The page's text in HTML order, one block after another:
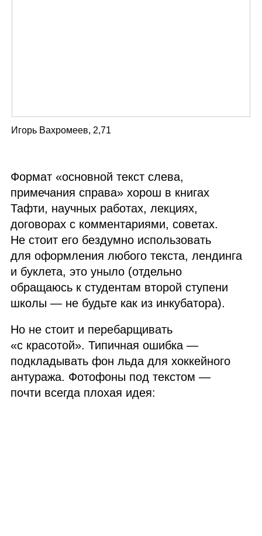
Игорь Вахромеев, 2,71
Формат «основной текст слева,
примечания справа» хорош в книгах
Тафти, научных работах, лекциях,
договорах с комментариями, советах.
Не стоит его бездумно использовать
для оформления любого текста, лендинга
и буклета, это уныло (отдельно
обращаюсь к студентам второй ступени
школы — не будьте как из инкубатора).
Но не стоит и перебарщивать
«с красотой». Типичная ошибка —
подкладывать фон льда для хоккейного
антуража. Фотофоны под текстом —
почти всегда плохая идея: